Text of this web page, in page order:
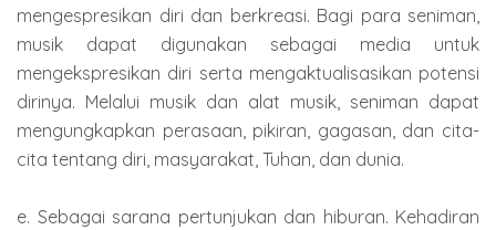
mengespresikan diri dan berkreasi. Bagi para seniman,
musik dapat digunakan sebagai media untuk
mengekspresikan diri serta mengaktualisasikan potensi
dirinya. Melalui musik dan alat musik, seniman dapat
mengungkapkan perasaan, pikiran, gagasan, dan cita-
cita tentang diri, masyarakat, Tuhan, dan dunia.
e. Sebagai sarana pertunjukan dan hiburan. Kehadiran